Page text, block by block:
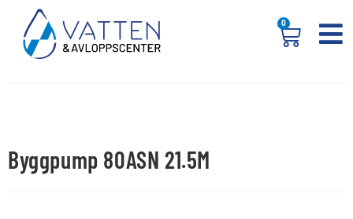
0
Byggpump 80ASN 21.5M